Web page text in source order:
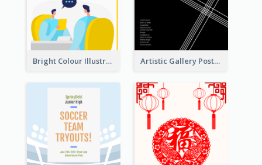
Bright Colour Illustrated Poster Of Job Fair Artistic Gallery Poster Designed With Lines And Space